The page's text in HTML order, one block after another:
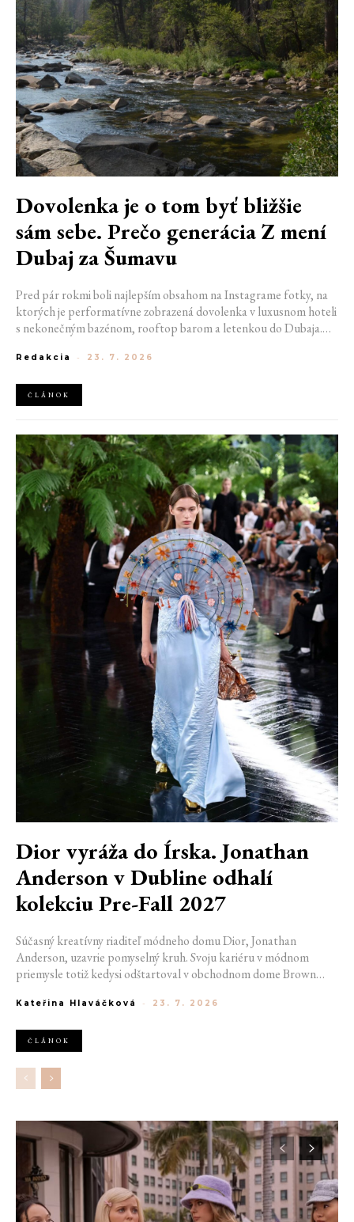
Dovolenka je o tom byť bližšie
sám sebe. Prečo generácia Z mení
Dubaj za Šumavu
Pred pár rokmi boli najlepším obsahom na Instagrame fotky, na
ktorých je performatívne zobrazená dovolenka v luxusnom hoteli
s nekonečným bazénom, rooftop barom a letenkou do Dubaja.
Jizerských horách. Ranné kúpanie v lome. Výlet vlakom na
kamarátmi pri ohni.
Redakcia - 23. 7. 2026
ČLÁNOK
Dior vyráža do Írska. Jonathan
Anderson v Dubline odhalí
kolekciu Pre-Fall 2027
Súčasný kreatívny riaditeľ módneho domu Dior, Jonathan
Anderson, uzavrie pomyselný kruh. Svoju kariéru v módnom
priemysle totiž kedysi odštartoval v obchodnom dome Brown
jednej z najväčších luxusných značiek sveta. V decembri totiž v
Pre-Fall 2027.
Kateřina Hlaváčková - 23. 7. 2026
ČLÁNOK